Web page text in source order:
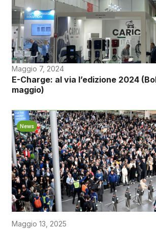
Maggio 7, 2024
E-Charge: al via l’edizione 2024
maggio)
News
Maggio 13, 2025